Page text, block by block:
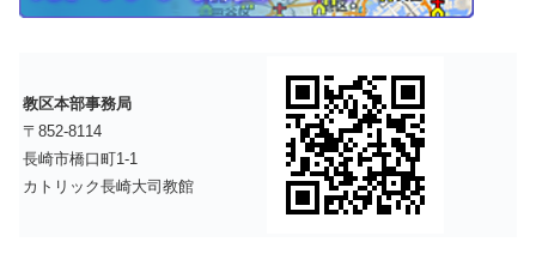
教区本部事務局
〒852-8114
長崎市橋口町1-1
カトリック長崎大司教館